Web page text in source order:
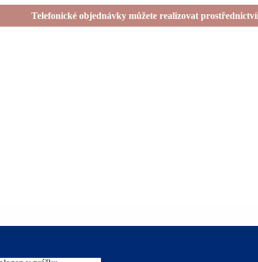
Telefonické objednávky můžete realizovat